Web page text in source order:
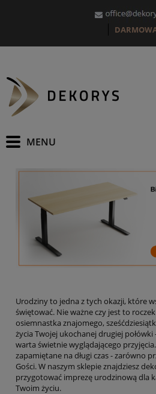
Urodziny to jedna z tych okazji, które
świętować. Nie ważne czy jest to
osiemnastka znajomego,
życia Twojej ukochanej drugiej
warta świetnie wyglądającego
zapamiętane na długi czas - zarówno
Gości. W naszym sklepie znajdziesz
przygotować imprezę urodzinową dla
Twoim życiu.